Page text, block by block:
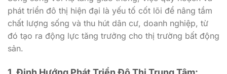
phát triển đô thị hiện đại là yếu tố cốt lõi để nâng tầm
chất lượng sống và thu hút dân cư, doanh nghiệp, từ
đó tạo ra động lực tăng trưởng cho thị trường bất động
sản.